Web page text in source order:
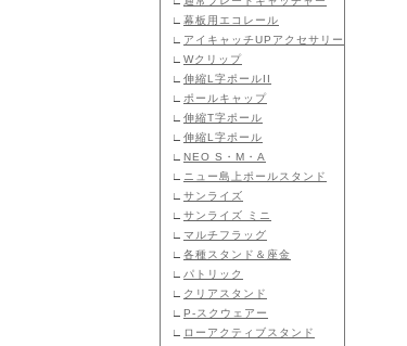
∟ 幕板用エコレール
∟ アイキャッチUPアクセサリー
∟ Wクリップ
∟ 伸縮L字ポールII
∟ ポールキャップ
∟ 伸縮T字ポール
∟ 伸縮L字ポール
∟ NEO S・M・A
∟
ニュー島上ポールスタンド
∟ サンライズ
∟ サンライズ ミニ
∟ マルチフラッグ
∟ 各種スタンド＆座金
∟ パトリック
∟ クリアスタンド
∟ P-スクウェアー
∟
ローアクティブスタンド